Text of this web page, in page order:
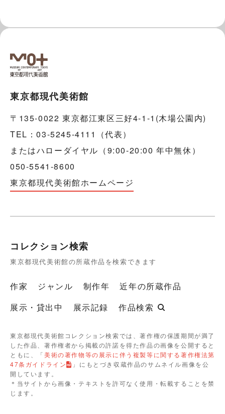
東京都現代美術館
〒135-0022 東京都江東区三好4-1-1(木場公園内)
TEL：03-5245-4111（代表）
またはハローダイヤル（9:00-20:00 年中無休）
050-5541-8600
東京都現代美術館ホームページ
コレクション検索
東京都現代美術館の所蔵作品を検索できます
作家 ジャンル 制作年
近年の所蔵作品
展示・貸出中
展示記録 作品検索
東京都現代美術館コレクション検索では、著作権の保護期間が満了
した作品、著作権者から掲載の許諾を得た作品の画像を公開すると
ともに、「美術の著作物等の展示に伴う複製等に関する著作権法第
47条ガイドライン
」にもとづき収蔵作品のサムネイル画像を公
開しています。
＊当サイトから画像・テキストを許可なく使用・転載することを禁
じます。